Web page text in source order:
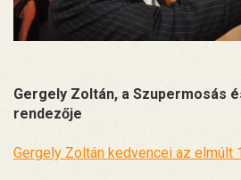
Gergely Zoltán, a Szupermosás
rendezője
Gergely Zoltán kedvencei az elmúlt